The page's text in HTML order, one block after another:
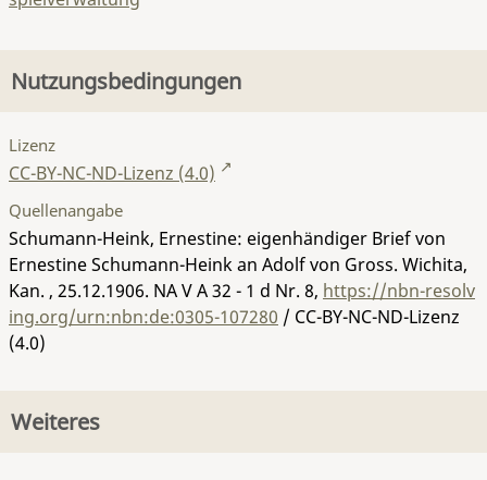
Nutzungsbedingungen
Lizenz
CC-BY-NC-ND-Lizenz (4.0)
Quellenangabe
Schumann-Heink, Ernestine: eigenhändiger Brief von
Ernestine Schumann-Heink an Adolf von Gross. Wichita,
Kan. , 25.12.1906. NA V A 32 - 1 d Nr. 8, https://nbn-resolv
ing.org/urn:nbn:de:0305-107280 / CC-BY-NC-ND-Lizenz
(4.0)
Weiteres